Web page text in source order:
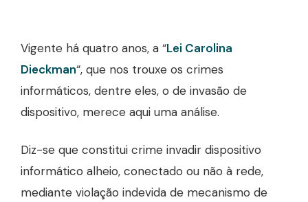
Vigente há quatro anos, a “Lei Carolina
Dieckman“, que nos trouxe os crimes
informáticos, dentre eles, o de invasão de
dispositivo, merece aqui uma análise.
Diz-se que constitui crime invadir dispositivo
informático alheio, conectado ou não à rede,
mediante violação indevida de mecanismo de